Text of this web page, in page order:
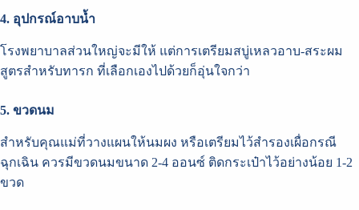
4. อุปกรณ์อาบน้ำ
โรงพยาบาลส่วนใหญ่จะมีให้ แต่การเตรียมสบู่เหลวอาบ-สระผม
สูตรสำหรับทารก ที่เลือกเองไปด้วยก็อุ่นใจกว่า
5. ขวดนม
สำหรับคุณแม่ที่วางแผนให้นมผง หรือเตรียมไว้สำรองเผื่อกรณี
ฉุกเฉิน ควรมีขวดนมขนาด 2-4 ออนซ์ ติดกระเป๋าไว้อย่างน้อย 1-2
ขวด